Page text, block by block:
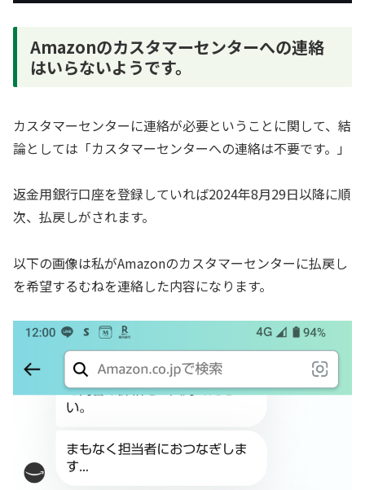
Amazonのカスタマーセンターへの連絡
はいらないようです。
カスタマーセンターに連絡が必要ということに関して、結
論としては「カスタマーセンターへの連絡は不要です。」
返金用銀行口座を登録していれば2024年8月29日以降に順
次、払戻しがされます。
以下の画像は私がAmazonのカスタマーセンターに払戻し
を希望するむねを連絡した内容になります。